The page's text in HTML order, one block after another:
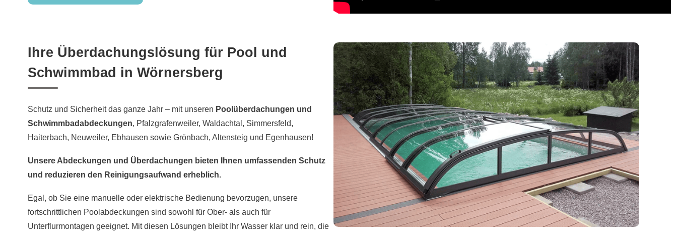
Ihre Überdachungslösung für Pool und
Schwimmbad in Wörnersberg
Schutz und Sicherheit das ganze Jahr – mit unseren Poolüberdachungen und
Schwimmbadabdeckungen, Pfalzgrafenweiler, Waldachtal, Simmersfeld,
Haiterbach, Neuweiler, Ebhausen sowie Grönbach, Altensteig und Egenhausen!
Unsere Abdeckungen und Überdachungen bieten Ihnen umfassenden Schutz
und reduzieren den Reinigungsaufwand erheblich.
Egal, ob Sie eine manuelle oder elektrische Bedienung bevorzugen, unsere
fortschrittlichen Poolabdeckungen sind sowohl für Ober- als auch für
Unterflurmontagen geeignet. Mit diesen Lösungen bleibt Ihr Wasser klar und rein, die